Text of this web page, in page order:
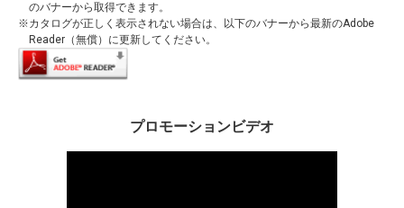
のバナーから取得できます。
カタログが正しく表示されない場合は、以下のバナーから最新のAdobe
Reader（無償）に更新してください。
プロモーションビデオ